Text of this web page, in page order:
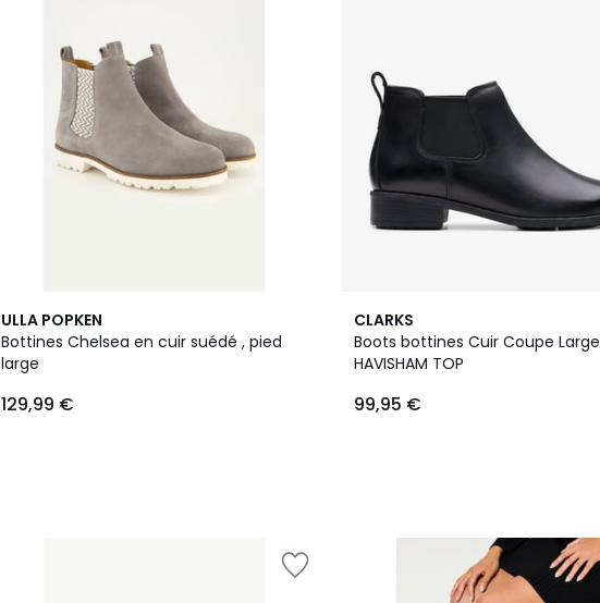
ULLA POPKEN
Bottines Chelsea en cuir suédé , pied
large
129,99 €
CLARKS
Boots bottines Cuir Coupe Large
HAVISHAM TOP
99,95 €